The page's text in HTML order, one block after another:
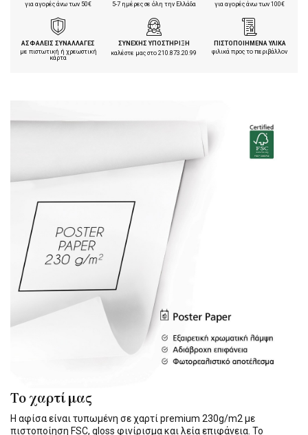
για αγορές άνω των 50€
5-7 ημέρες σε όλη την Ελλάδα
για αγορές άνω των 100€
ΑΣΦΑΛΕΙΣ ΣΥΝΑΛΛΑΓΕΣ
με πιστωτική ή χρεωστική
κάρτα
ΣΥΝΕΧΗΣ ΥΠΟΣΤΗΡΙΞΗ
καλέστε μας στο210.873.20.99
ΠΙΣΤΟΠΟΙΗΜΕΝΑ ΥΛΙΚΑ
φιλικά προς το περιβάλλον
Το χαρτί μας
Η αφίσα είναι τυπωμένη σε χαρτί premium 230g/m2 με
πιστοποίηση FSC, gloss φινίρισμα και λεία επιφάνεια. Το